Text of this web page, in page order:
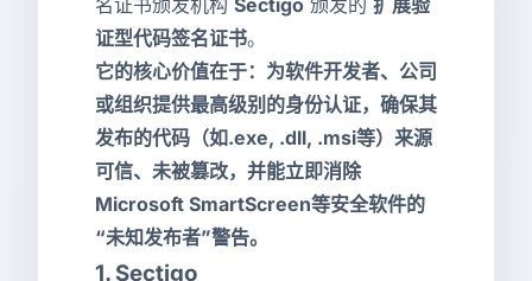
名证书颁发机构 Sectigo 颁发的 扩展验
证型代码签名证书。
它的核心价值在于：为软件开发者、公司
或组织提供最高级别的身份认证，确保其
发布的代码（如.exe, .dll, .msi等）来源
可信、未被篡改，并能立即消除
Microsoft SmartScreen等安全软件的
“未知发布者”警告。
1. Sectigo